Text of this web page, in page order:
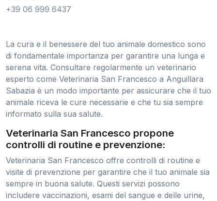
+39 06 999 6437
La cura e il benessere del tuo animale domestico sono
di fondamentale importanza per garantire una lunga e
serena vita. Consultare regolarmente un veterinario
esperto come Veterinaria San Francesco a Anguillara
Sabazia è un modo importante per assicurare che il tuo
animale riceva le cure necessarie e che tu sia sempre
informato sulla sua salute.
Veterinaria San Francesco propone
controlli di routine e prevenzione:
Veterinaria San Francesco offre controlli di routine e
visite di prevenzione per garantire che il tuo animale sia
sempre in buona salute. Questi servizi possono
includere vaccinazioni, esami del sangue e delle urine,